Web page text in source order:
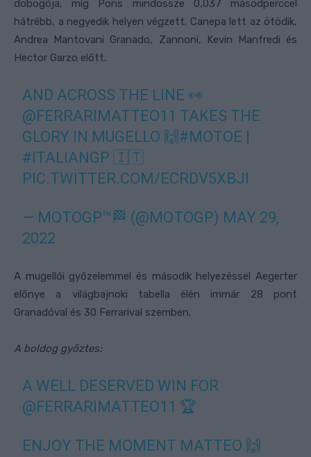
dobogója, míg Pons mindössze 0,037 másodperccel
hátrébb, a negyedik helyen végzett. Canepa lett az ötödik,
Andrea Mantovani Granado, Zannoni, Kevin Manfredi és
Hector Garzo előtt.
AND ACROSS THE LINE 👀
@FERRARIMATTEO11 TAKES THE
GLORY IN MUGELLO 🙌#MOTOE |
#ITALIANGP 🇮🇹
PIC.TWITTER.COM/ECRDV5XBJI
— MOTOGP™🏁 (@MOTOGP) MAY 29,
2022
A mugellói győzelemmel és második helyezéssel Aegerter
előnye a világbajnoki tabella élén immár 28 pont
Granadóval és 30 Ferrarival szemben.
A boldog győztes:
A WELL DESERVED WIN FOR
@FERRARIMATTEO11 🏆
ENJOY THE MOMENT MATTEO 🙌